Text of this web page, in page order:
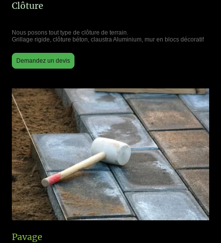
Clôture
Nous posons tout type de clôture de terrain.
Grillage rigide, clôture béton, claustra Aluminium, mur en blocs décoratif
Demandez un devis
Pavage